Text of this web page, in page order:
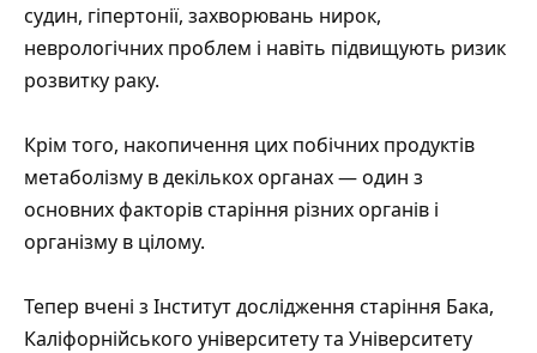
судин, гіпертонії, захворювань нирок,
неврологічних проблем і навіть підвищують ризик
розвитку раку.
Крім того, накопичення цих побічних продуктів
метаболізму в декількох органах — один з
основних факторів старіння різних органів і
організму в цілому.
Тепер вчені з Інститут дослідження старіння Бака,
Каліфорнійського університету та Університету